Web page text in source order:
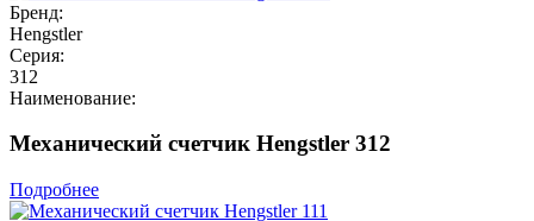
Бренд:
Hengstler
Серия:
312
Наименование:
Механический счетчик Hengstler 312
Подробнее